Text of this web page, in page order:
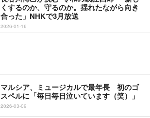
くするのか、守るのか。揺れたながら向き
合った」NHKで3月放送
2026-01-16
マルシア、ミュージカルで最年長 初のゴ
スペルに「毎日毎日泣いています（笑）」
2026-03-09